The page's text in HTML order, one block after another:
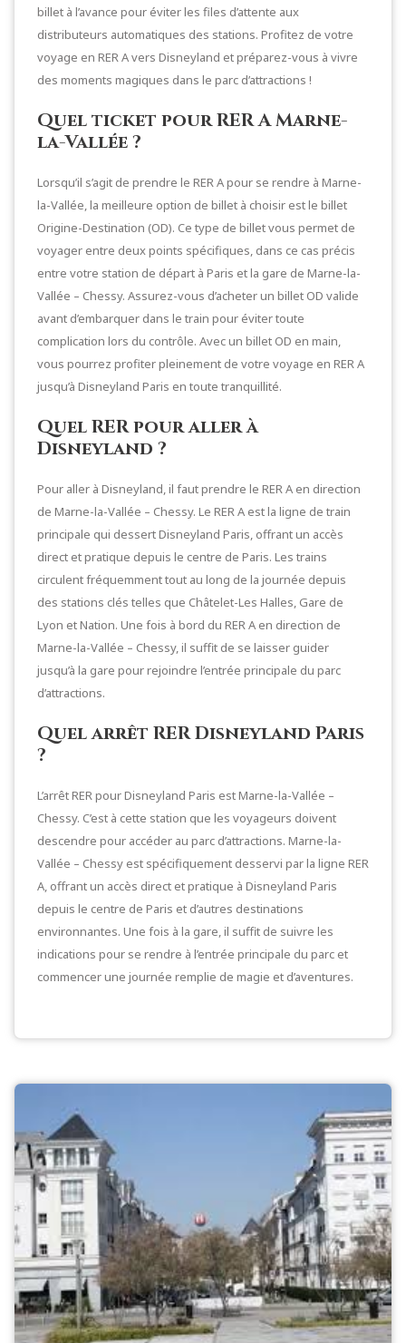
billet à l’avance pour éviter les files d’attente aux
distributeurs automatiques des stations. Profitez de votre
voyage en RER A vers Disneyland et préparez-vous à vivre
des moments magiques dans le parc d’attractions !
Quel ticket pour RER A Marne-
la-Vallée ?
Lorsqu’il s’agit de prendre le RER A pour se rendre à Marne-
la-Vallée, la meilleure option de billet à choisir est le billet
Origine-Destination (OD). Ce type de billet vous permet de
voyager entre deux points spécifiques, dans ce cas précis
entre votre station de départ à Paris et la gare de Marne-la-
Vallée – Chessy. Assurez-vous d’acheter un billet OD valide
avant d’embarquer dans le train pour éviter toute
complication lors du contrôle. Avec un billet OD en main,
vous pourrez profiter pleinement de votre voyage en RER A
jusqu’à Disneyland Paris en toute tranquillité.
Quel RER pour aller à
Disneyland ?
Pour aller à Disneyland, il faut prendre le RER A en direction
de Marne-la-Vallée – Chessy. Le RER A est la ligne de train
principale qui dessert Disneyland Paris, offrant un accès
direct et pratique depuis le centre de Paris. Les trains
circulent fréquemment tout au long de la journée depuis
des stations clés telles que Châtelet-Les Halles, Gare de
Lyon et Nation. Une fois à bord du RER A en direction de
Marne-la-Vallée – Chessy, il suffit de se laisser guider
jusqu’à la gare pour rejoindre l’entrée principale du parc
d’attractions.
Quel arrêt RER Disneyland Paris
?
L’arrêt RER pour Disneyland Paris est Marne-la-Vallée –
Chessy. C’est à cette station que les voyageurs doivent
descendre pour accéder au parc d’attractions. Marne-la-
Vallée – Chessy est spécifiquement desservi par la ligne RER
A, offrant un accès direct et pratique à Disneyland Paris
depuis le centre de Paris et d’autres destinations
environnantes. Une fois à la gare, il suffit de suivre les
indications pour se rendre à l’entrée principale du parc et
commencer une journée remplie de magie et d’aventures.